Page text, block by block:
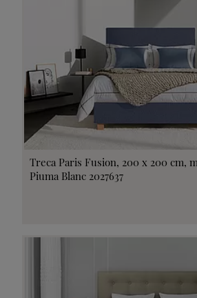
Treca Paris Fusion, 200 x 200 cm,
Piuma Blanc 2027637